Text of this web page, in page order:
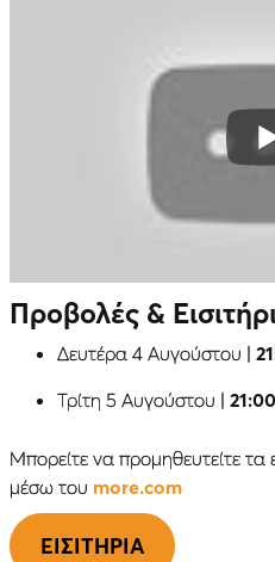
Προβολές &
Δευτέρα 4 Αυγούστου |
Τρίτη 5 Αυγούστου | 21:00
Μπορείτε να προμηθευτείτε τα
μέσω του more.com
EIΣΙΤΗΡΙΑ